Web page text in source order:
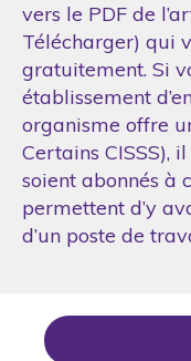
vers le PDF de
Télécharger) qui
gratuitement. Si
établissement
organisme offre
Certains CISSS),
soient abonnés à
permettent d’y
d’un poste de